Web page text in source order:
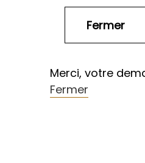
Merci, votre
Fermer